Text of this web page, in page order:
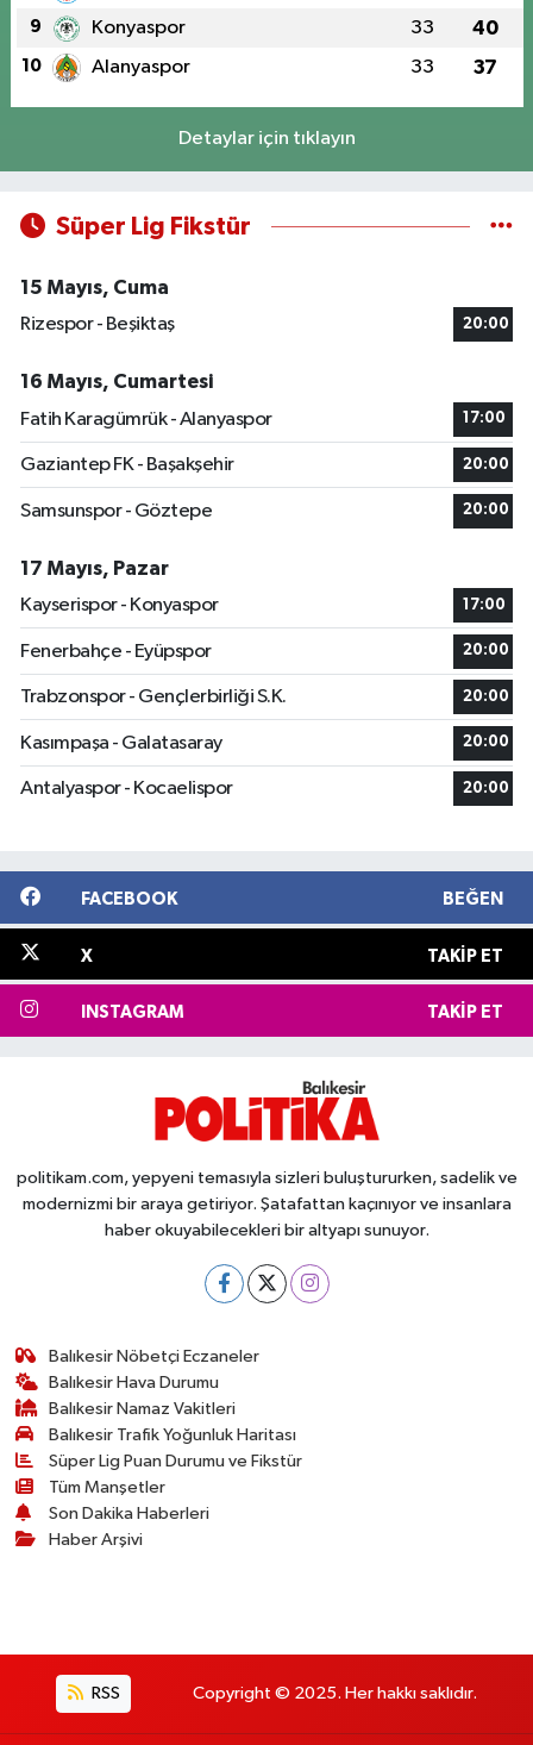
9 Konyaspor 33 40
10 Alanyaspor 33 37
Detaylar için tıklayın
Süper Lig Fikstür
15 Mayıs, Cuma
Rizespor - Beşiktaş
20:00
16 Mayıs, Cumartesi
Fatih Karagümrük - Alanyaspor
17:00
Gaziantep FK - Başakşehir 20:00
Samsunspor - Göztepe 20:00
17 Mayıs, Pazar
Kayserispor - Konyaspor
17:00
Fenerbahçe - Eyüpspor 20:00
Trabzonspor - Gençlerbirliği S.K. 20:00
Kasımpaşa - Galatasaray 20:00
Antalyaspor - Kocaelispor 20:00
FACEBOOK BEĞEN
X TAKIP ET
INSTAGRAM TAKIP ET
politikam.com, yepyeni temasıyla sizleri buluştururken, sadelik ve
modernizmi bir araya getiriyor. Şatafattan kaçınıyor ve insanlara
haber okuyabilecekleri bir altyapı sunuyor.
Balıkesir Nöbetçi Eczaneler
Balıkesir Hava Durumu
Balıkesir Namaz Vakitleri
Balıkesir Trafik Yoğunluk Haritası
Süper Lig Puan Durumu ve Fikstür
Tüm Manşetler
Son Dakika Haberleri
Haber Arşivi
RSS Copyright © 2025. Her hakkı saklıdır.